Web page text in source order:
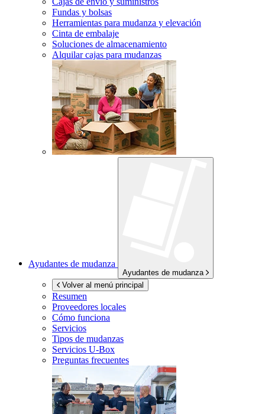
Fundas y bolsas
Herramientas para mudanza y elevación
Cinta de embalaje
Soluciones de almacenamiento
Alquilar cajas para mudanzas
Ayudantes de mudanza
Ayudantes de mudanza
Volver al menú principal
Resumen
Proveedores locales
Cómo funciona
Servicios
Tipos de mudanzas
Servicios U-Box
Preguntas frecuentes